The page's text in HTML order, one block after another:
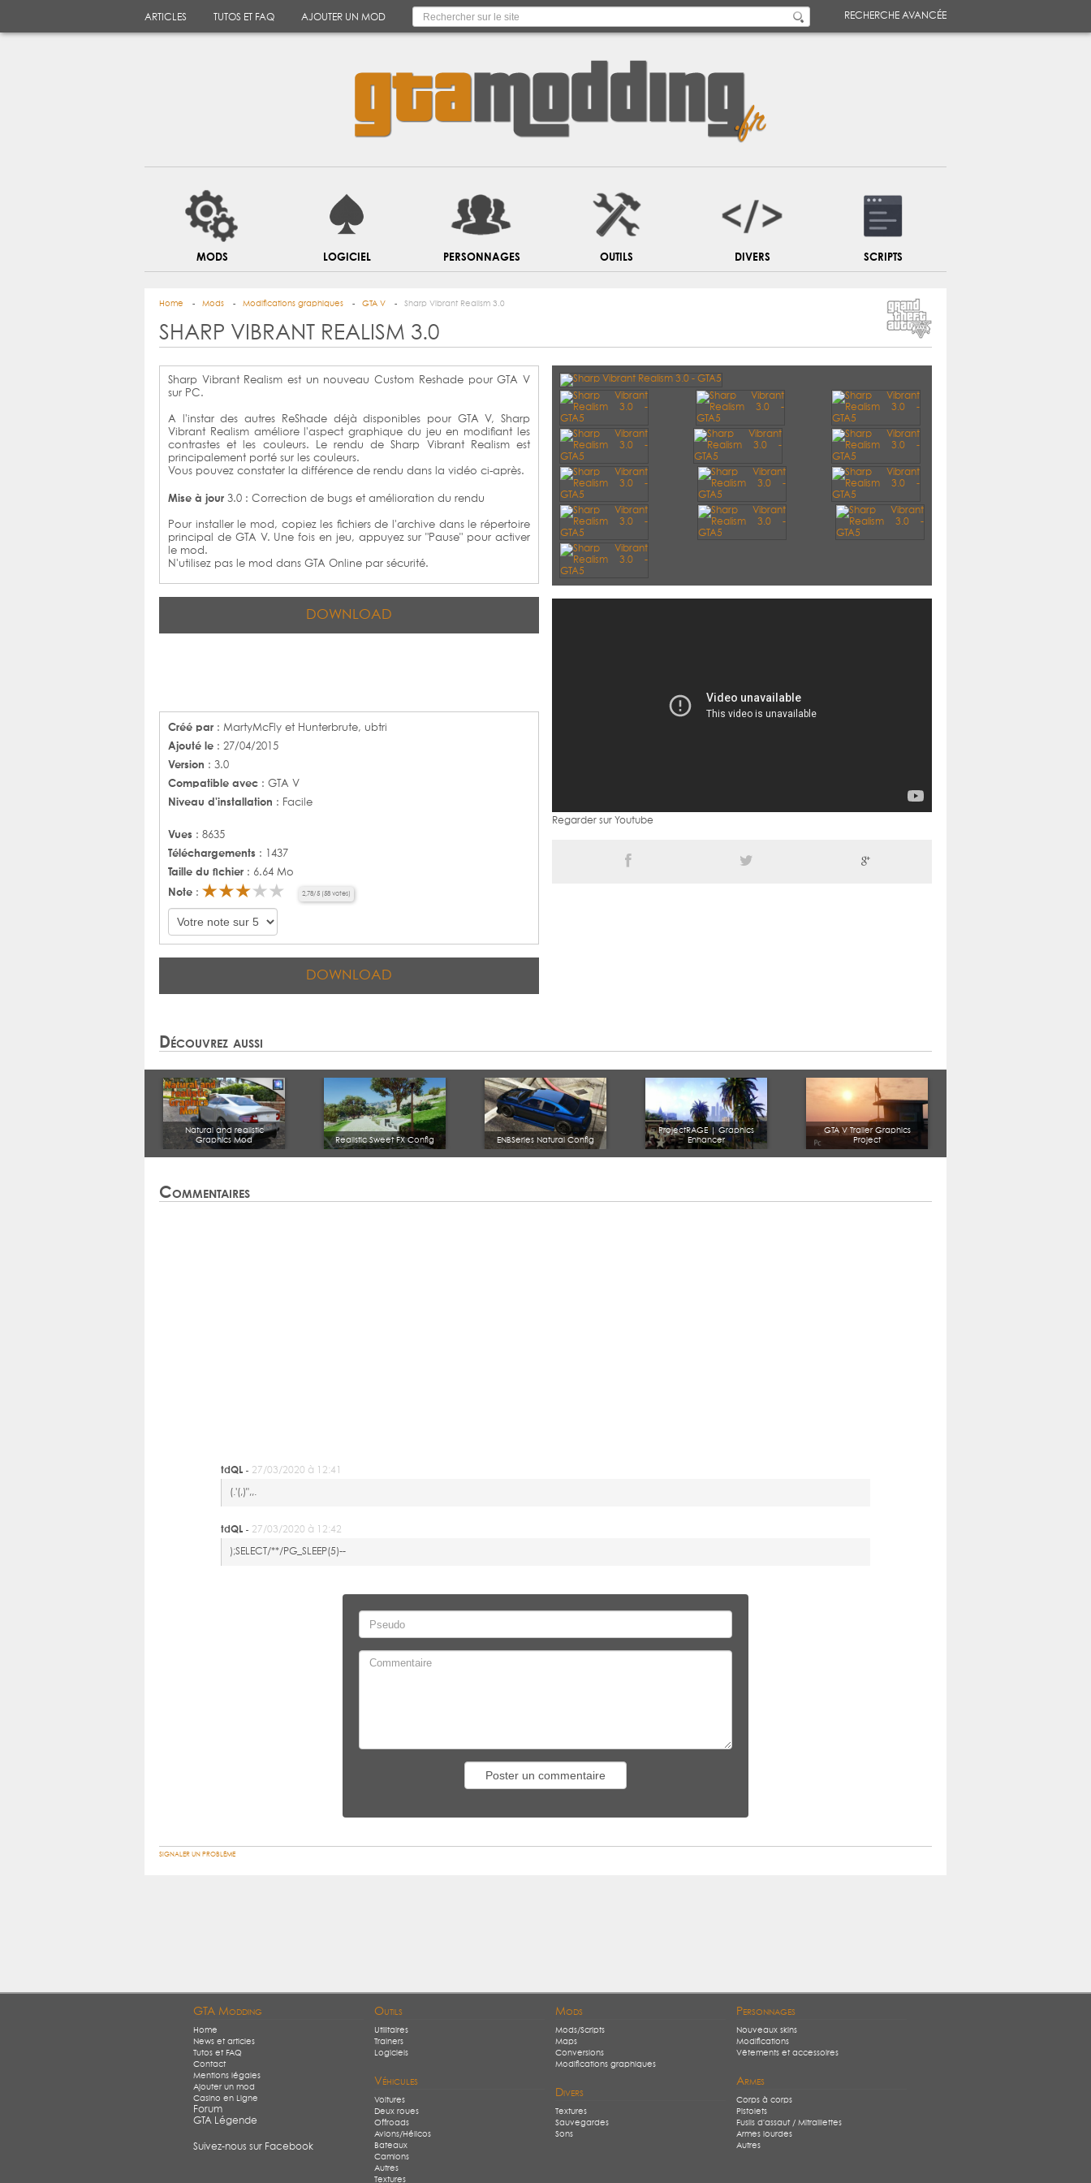
ARTICLES TUTOS ET FAQ AJOUTER UN MOD RECHERCHE AVANCÉE
MODS LOGICIEL PERSONNAGES OUTILS DIVERS SCRIPTS
Home Mods Modifications graphiques GTA V Sharp Vibrant Realism 3.0
SHARP VIBRANT REALISM 3.0
Sharp Vibrant Realism est un nouveau Custom Reshade pour GTA V
sur PC.
A l'instar des autres ReShade déjà disponibles pour GTA V, Sharp
Vibrant Realism améliore l'aspect graphique du jeu en modifiant les
contrastes et les couleurs. Le rendu de Sharp Vibrant Realism est
principalement porté sur les couleurs.
Vous pouvez constater la différence de rendu dans la vidéo ci-après.
Mise à jour 3.0 : Correction de bugs et amélioration du rendu
Pour installer le mod, copiez les fichiers de l'archive dans le répertoire
principal de GTA V. Une fois en jeu, appuyez sur "Pause" pour activer
le mod.
N'utilisez pas le mod dans GTA Online par sécurité.
DOWNLOAD
Créé par : MartyMcFly et Hunterbrute, ubtri
Ajouté le : 27/04/2015
Version : 3.0
Compatible avec : GTA V
Niveau d'installation : Facile
Vues : 8635
Téléchargements : 1437
Taille du fichier : 6.64 Mo
Note : 2,78/5 58 votes)
DOWNLOAD
Regarder sur Youtube
Découvrez aussi
Natural and realistic
Graphics Mod
Realistic Sweet FX Config ENBSeries Natural Config
ProjectRAGE | Graphics
Enhancer
GTA V Trailer Graphics
Project
Commentaires
tdQL - 27/03/2020 à 12:41
(.'(,)",,.
tdQL - 27/03/2020 à 12:42
);SELECT/**/PG_SLEEP(5)--
SIGNALER UN PROBLÈME
GTA Modding
Home
News et articles
Tutos et FAQ
Contact
Mentions légales
Ajouter un mod
Casino en Ligne
Forum
GTA Légende
Suivez-nous sur Facebook
Outils
Utilitaires
Trainers
Logiciels
Véhicules
Voitures
Deux roues
Offroads
Avions/Hélicos
Bateaux
Camions
Autres
Textures
Mods
Mods/Scripts
Maps
Conversions
Modifications graphiques
Divers
Textures
Sauvegardes
Sons
Personnages
Nouveaux skins
Modifications
Vêtements et accessoires
Armes
Corps à corps
Pistolets
Fusils d'assaut / Mitraillettes
Armes lourdes
Autres